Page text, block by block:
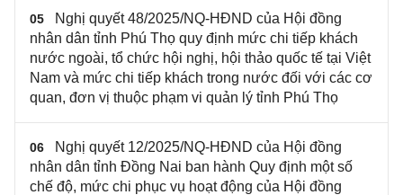
05
Nghị quyết 48/2025/NQ-HĐND của Hội đồng
nhân dân tỉnh Phú Thọ quy định mức chi tiếp khách
nước ngoài, tổ chức hội nghị, hội thảo quốc tế tại Việt
Nam và mức chi tiếp khách trong nước đối với các cơ
quan, đơn vị thuộc phạm vi quản lý tỉnh Phú Thọ
06
Nghị quyết 12/2025/NQ-HĐND của Hội đồng
nhân dân tỉnh Đồng Nai ban hành Quy định một số
chế độ, mức chi phục vụ hoạt động của Hội đồng